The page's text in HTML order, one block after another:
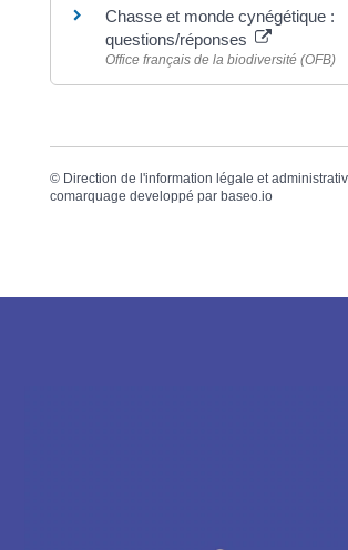
Chasse et monde cynégétique :
questions/réponses
Office français de la biodiversité (OFB)
© Direction de l'information légale et
comarquage developpé par baseo.io